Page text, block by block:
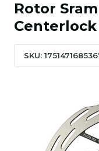
Rotor
Centerlock
SKU: